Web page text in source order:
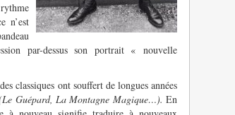
n’est
par-dessus son portrait « nouvelle
classiques ont souffert de longues années
Guépard, La Montagne Magique…).En